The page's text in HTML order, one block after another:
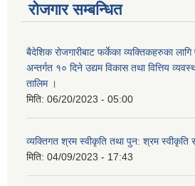
रोजगार सम्बन्धित
बैदेशिक रोजगारीबाट फर्केका व्यक्तिकहरुका
अन्तर्गत १० दिने उद्यम विकास तथा वित्तिय
तालिम ।
मिति: 06/20/2023 - 05:00
व्यक्तिगत श्रम स्वीकृति तथा पुन: श्रम स्वीकृति
मिति: 04/09/2023 - 17:43